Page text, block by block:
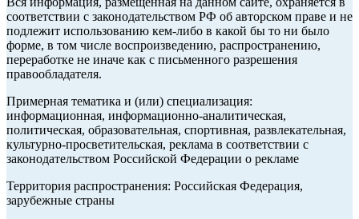
соответствии с законодательством РФ об авторском праве и не
подлежит использованию кем-либо в какой бы то ни было
форме, в том числе воспроизведению, распространению,
переработке не иначе как с письменного разрешения
правообладателя.
Примерная тематика и (или) специализация:
информационная, информационно-аналитическая,
политическая, образовательная, спортивная, развлекательная,
культурно-просветительская, реклама в соответствии с
законодательством Российской Федерации о рекламе
Территория распространения: Российская Федерация,
зарубежные страны